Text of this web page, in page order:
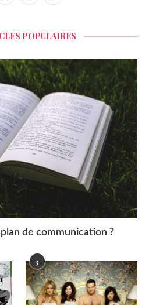
POPULAIRES
de communication ?
3